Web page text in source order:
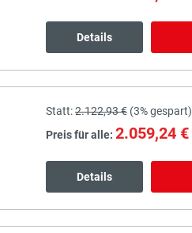
Details
Statt:2.122,93 € (3%gespart)
Preis für alle: 2.059,24 €
Details